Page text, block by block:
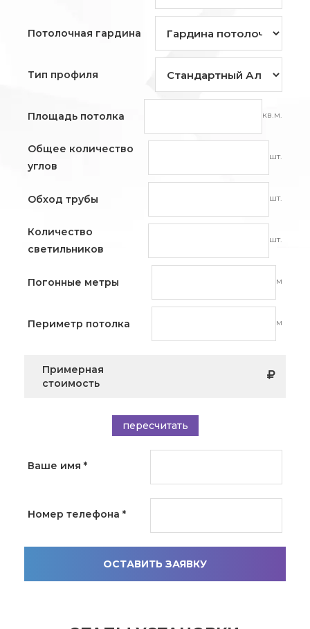
Потолочная гардина
Тип профиля
Площадь потолка кв.м.
Общее количество
углов
шт.
Обход трубы шт.
Количество
светильников
шт.
Погонные метры м
Периметр потолка м
Примерная
стоимость
пересчитать
Ваше имя *
Номер телефона *
ОСТАВИТЬ ЗАЯВКУ